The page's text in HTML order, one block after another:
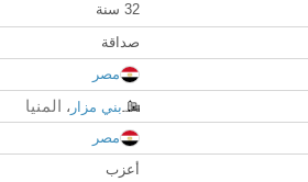
32 سنة
صداقة
مصر
بني مزار ، المنيا
مصر
أعزب